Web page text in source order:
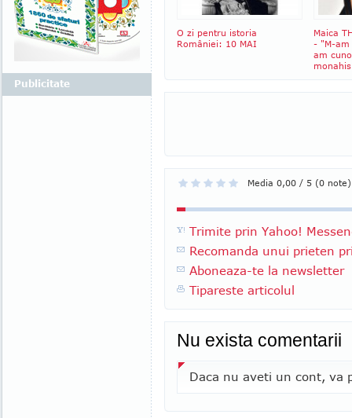
O zi pentru istoria
României: 10 MAI
Maica
- "M-am
am
Media 0,00 / 5 (0 note)
Trimite prin Yahoo!
Recomanda unui prieten
Aboneaza-te la newsletter
Tipareste articolul
Nu exista comentarii
Daca nu aveti un cont, va
Publicitate